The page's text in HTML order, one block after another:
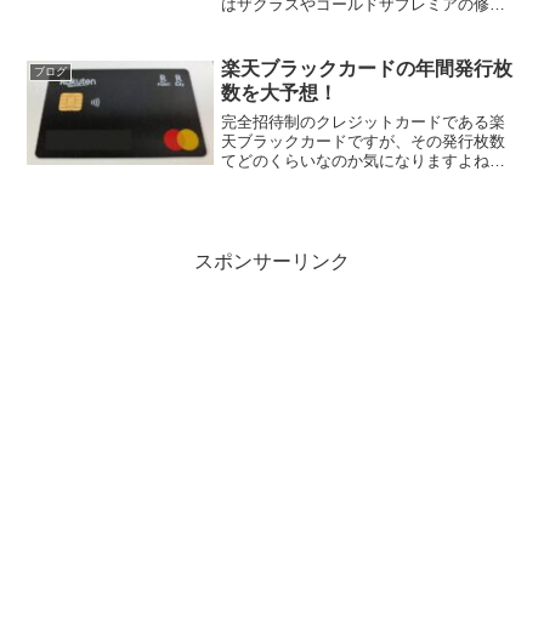
はザクラスやゴールドザプレミアの修行
ますので、今回は情報を共有させていた
だきたいと思います...
ブログ
楽天ブラックカードの年間発行枚
数を大予想！
完全招待制のクレジットカードである楽
天ブラックカードですが、その発行枚数
てどのくらいなのか気になりますよね。
スポンサーリンク